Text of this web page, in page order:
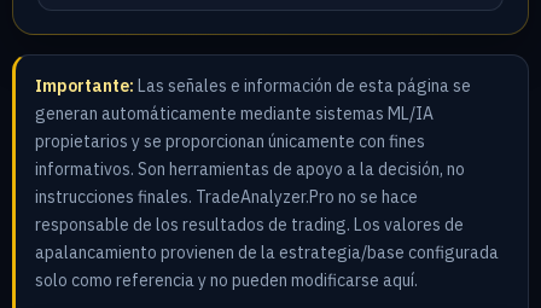
Importante: Las señales e información de esta página se
generan automáticamente mediante sistemas ML/IA
propietarios y se proporcionan únicamente con fines
informativos. Son herramientas de apoyo a la decisión, no
instrucciones finales. TradeAnalyzer.Pro no se hace
responsable de los resultados de trading. Los valores de
apalancamiento provienen de la estrategia/base configurada
solo como referencia y no pueden modificarse aquí.